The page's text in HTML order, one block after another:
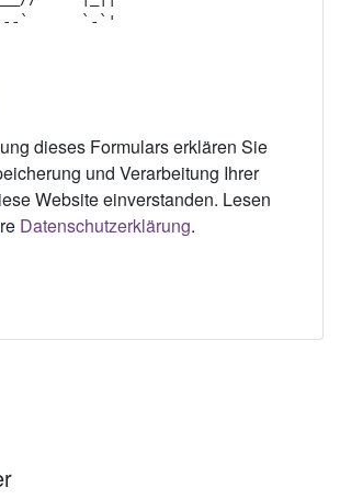
`      `-`'
dieses Formulars erklären Sie
und Verarbeitung Ihrer
Website einverstanden. Lesen
Datenschutzerklärung.